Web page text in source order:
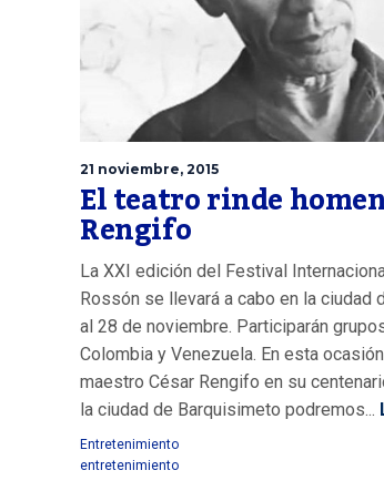
21 noviembre, 2015
El teatro rinde
Rengifo
La XXI edición del Festival
Rossón se llevará a cabo en la ciudad
al 28 de noviembre. Participarán
Colombia y Venezuela. En esta
maestro César Rengifo en su
la ciudad de Barquisimeto podremos...
Entretenimiento
entretenimiento